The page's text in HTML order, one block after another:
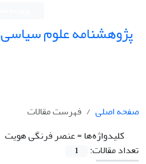
پژوهشنامه علوم سیاسی
صفحه اصلی
فهرست مقالات
کلیدواژه‌ها =عنصر فرنگی هویت
تعداد مقالات:
1